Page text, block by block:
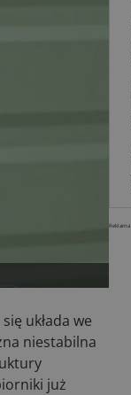
układa we
niestabilna
już
Reklama